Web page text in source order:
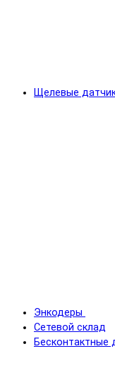
Щелевые
Энкодеры
Сетевой склад
Бесконтактные